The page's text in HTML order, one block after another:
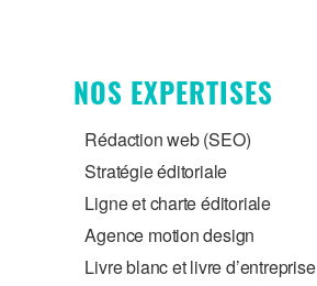
NOS EXPERTISES
Rédaction web (SEO)
Stratégie éditoriale
Ligne et charte éditoriale
Agence motion design
Livre blanc et livre d’entreprise